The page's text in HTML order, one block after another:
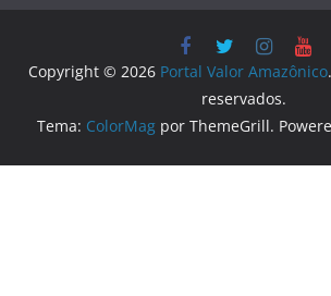
Copyright © 2026 Portal Valor Amazônico
reservados.
Tema: ColorMag por ThemeGrill.